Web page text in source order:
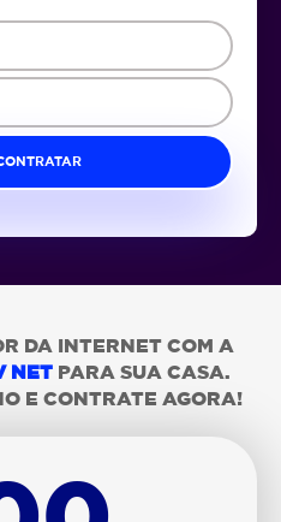
DA INTERNET COM A
NETPARA SUA CASA.
E CONTRATE AGORA!